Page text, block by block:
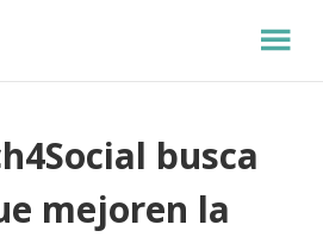
busca
mejoren la